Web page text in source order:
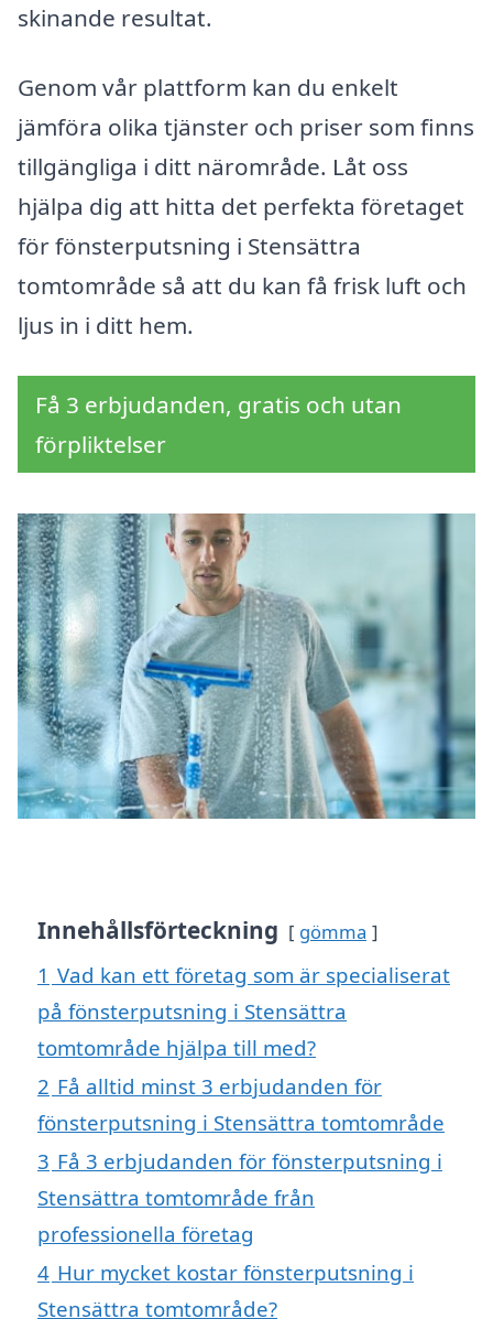
skinande resultat.
Genom vår plattform kan du enkelt
jämföra olika tjänster och priser som finns
tillgängliga i ditt närområde. Låt oss
hjälpa dig att hitta det perfekta företaget
för fönsterputsning i Stensättra
tomtområde så att du kan få frisk luft och
ljus in i ditt hem.
Få 3 erbjudanden, gratis och utan
förpliktelser
Innehållsförteckning gömma
1 Vad kan ett företag som är specialiserat
på fönsterputsning i Stensättra
tomtområde hjälpa till med?
2 Få alltid minst 3 erbjudanden för
fönsterputsning i Stensättra tomtområde
3 Få 3 erbjudanden för fönsterputsning i
Stensättra tomtområde från
professionella företag
4 Hur mycket kostar fönsterputsning i
Stensättra tomtområde?